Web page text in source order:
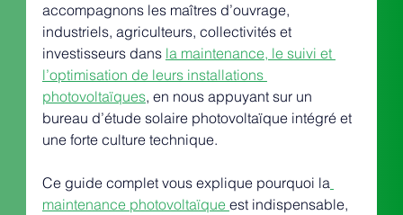
accompagnons les maîtres d’ouvrage,
industriels, agriculteurs, collectivités et
investisseurs dans la maintenance, le suivi et
l’optimisation de leurs installations
photovoltaïques, en nous appuyant sur un
bureau d’étude solaire photovoltaïque intégré et
une forte culture technique.
Ce guide complet vous explique pourquoi la
maintenance photovoltaïque est indispensable,